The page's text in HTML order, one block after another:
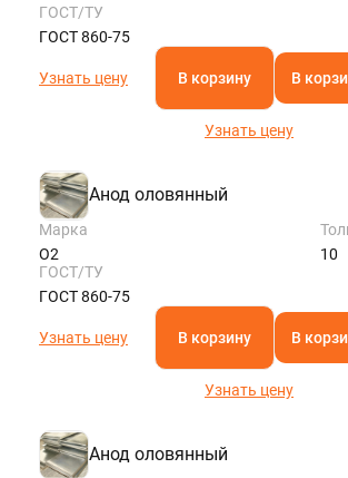
ГОСТ/ТУ
ГОСТ 860-75
Узнать цену В корзину В
Узнать цену
Анод оловянный
Марка
О2
10
ГОСТ/ТУ
ГОСТ 860-75
Узнать цену В корзину В
Узнать цену
Анод оловянный